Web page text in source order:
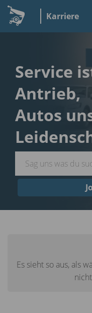
Karriere
Service
Antrieb,
Autos
Es sieht so aus, als